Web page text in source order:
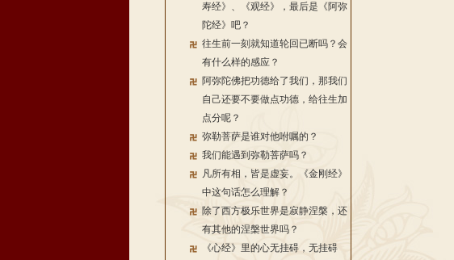
寿经》、《观经》，最后是《阿弥
陀经》吧？
往生前一刻就知道轮回已断吗？会
有什么样的感应？
阿弥陀佛把功德给了我们，那我们
自己还要不要做点功德，给往生加
点分呢？
弥勒菩萨是谁对他咐嘱的？
我们能遇到弥勒菩萨吗？
凡所有相，皆是虚妄。《金刚经》
中这句话怎么理解？
除了西方极乐世界是寂静涅槃，还
有其他的涅槃世界吗？
《心经》里的心无挂碍，无挂碍